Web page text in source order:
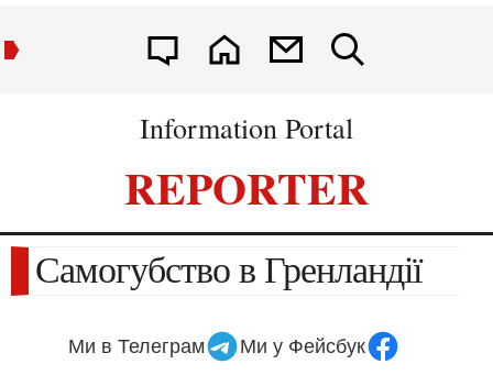
Information Portal
REPORTER
Самогубство в Гренландії
Ми в Телеграм Ми у Фейсбук